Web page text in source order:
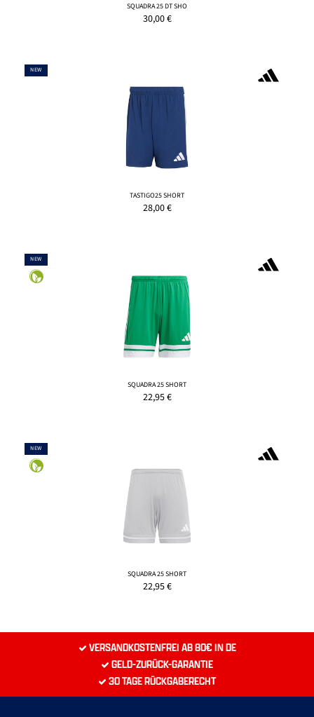
SQUADRA 25 DT SHO
30,00€
NEW
TASTIGO25 SHORT
28,00€
NEW
SQUADRA 25 SHORT
22,95€
NEW
SQUADRA 25 SHORT
22,95€
VERSANDKOSTENFREI AB 80€ IN DE
GELD-ZURÜCK-GARANTIE
30 TAGE RÜCKGABERECHT